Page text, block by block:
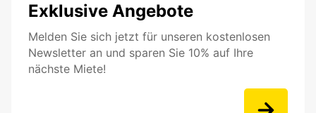
Exklusive Angebote
Melden Sie sich jetzt für unseren kostenlosen
Newsletter an und sparen Sie 10% auf Ihre
nächste Miete!